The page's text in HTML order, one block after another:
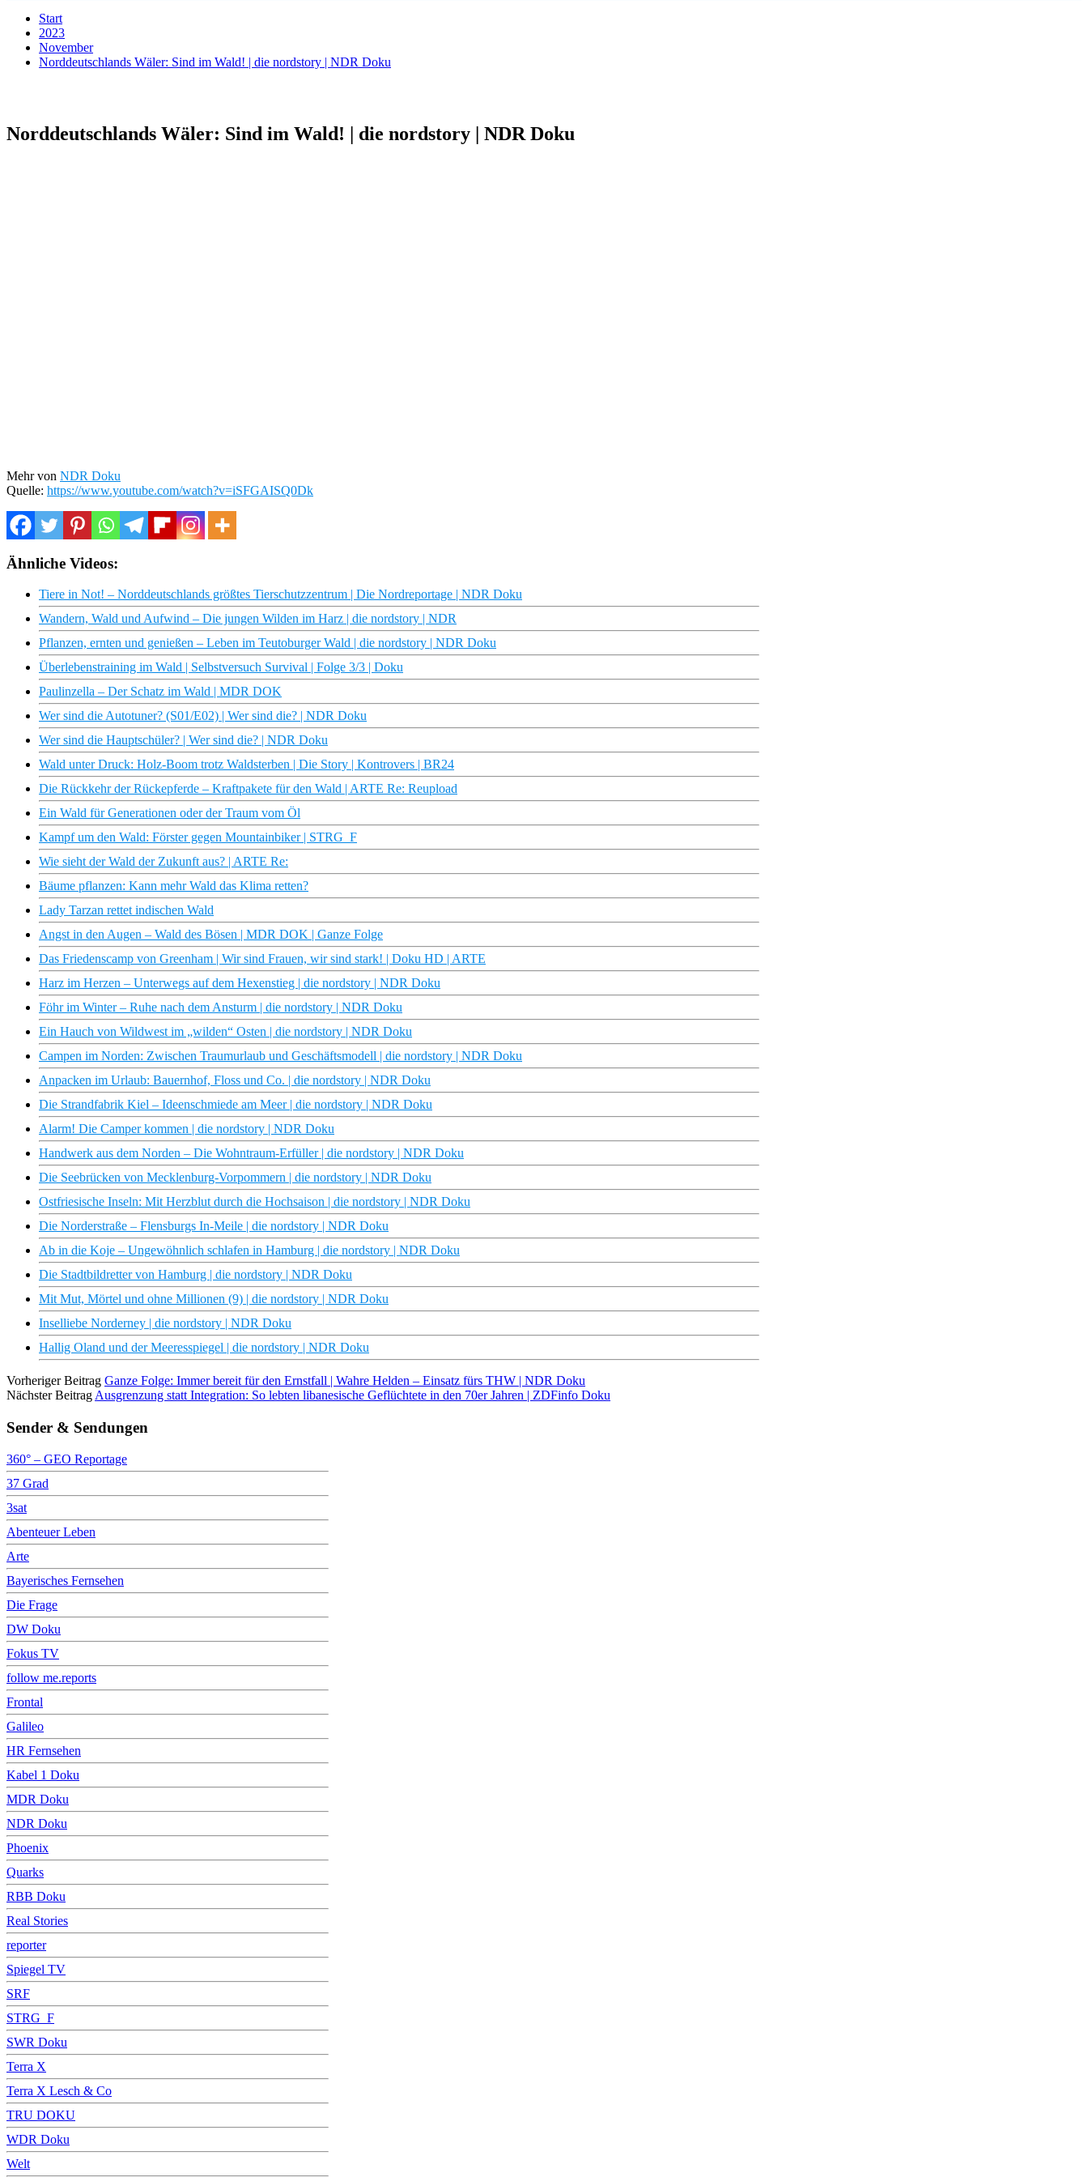
Start
2023
November
Norddeutschlands Wäler: Sind im Wald! | die nordstory | NDR Doku
Norddeutschlands Wäler: Sind im Wald! | die nordstory | NDR Doku
Mehr von NDR Doku
Quelle: https://www.youtube.com/watch?v=iSFGAISQ0Dk
Ähnliche Videos:
Tiere in Not! – Norddeutschlands größtes Tierschutzzentrum | Die Nordreportage | NDR Doku
Wandern, Wald und Aufwind – Die jungen Wilden im Harz | die nordstory | NDR
Pflanzen, ernten und genießen – Leben im Teutoburger Wald | die nordstory | NDR Doku
Überlebenstraining im Wald | Selbstversuch Survival | Folge 3/3 | Doku
Paulinzella – Der Schatz im Wald | MDR DOK
Wer sind die Autotuner? (S01/E02) | Wer sind die? | NDR Doku
Wer sind die Hauptschüler? | Wer sind die? | NDR Doku
Wald unter Druck: Holz-Boom trotz Waldsterben | Die Story | Kontrovers | BR24
Die Rückkehr der Rückepferde – Kraftpakete für den Wald | ARTE Re: Reupload
Ein Wald für Generationen oder der Traum vom Öl
Kampf um den Wald: Förster gegen Mountainbiker | STRG_F
Wie sieht der Wald der Zukunft aus? | ARTE Re:
Bäume pflanzen: Kann mehr Wald das Klima retten?
Lady Tarzan rettet indischen Wald
Angst in den Augen – Wald des Bösen | MDR DOK | Ganze Folge
Das Friedenscamp von Greenham | Wir sind Frauen, wir sind stark! | Doku HD | ARTE
Harz im Herzen – Unterwegs auf dem Hexenstieg | die nordstory | NDR Doku
Föhr im Winter – Ruhe nach dem Ansturm | die nordstory | NDR Doku
Ein Hauch von Wildwest im „wilden“ Osten | die nordstory | NDR Doku
Campen im Norden: Zwischen Traumurlaub und Geschäftsmodell | die nordstory | NDR Doku
Anpacken im Urlaub: Bauernhof, Floss und Co. | die nordstory | NDR Doku
Die Strandfabrik Kiel – Ideenschmiede am Meer | die nordstory | NDR Doku
Alarm! Die Camper kommen | die nordstory | NDR Doku
Handwerk aus dem Norden – Die Wohntraum-Erfüller | die nordstory | NDR Doku
Die Seebrücken von Mecklenburg-Vorpommern | die nordstory | NDR Doku
Ostfriesische Inseln: Mit Herzblut durch die Hochsaison | die nordstory | NDR Doku
Die Norderstraße – Flensburgs In-Meile | die nordstory | NDR Doku
Ab in die Koje – Ungewöhnlich schlafen in Hamburg | die nordstory | NDR Doku
Die Stadtbildretter von Hamburg | die nordstory | NDR Doku
Mit Mut, Mörtel und ohne Millionen (9) | die nordstory | NDR Doku
Inselliebe Norderney | die nordstory | NDR Doku
Hallig Oland und der Meeresspiegel | die nordstory | NDR Doku
Vorheriger Beitrag Ganze Folge: Immer bereit für den Ernstfall | Wahre Helden – Einsatz fürs THW | NDR Doku
Nächster Beitrag Ausgrenzung statt Integration: So lebten libanesische Geflüchtete in den 70er Jahren | ZDFinfo Doku
Sender & Sendungen
360° – GEO Reportage
37 Grad
3sat
Abenteuer Leben
Arte
Bayerisches Fernsehen
Die Frage
DW Doku
Fokus TV
follow me.reports
Frontal
Galileo
HR Fernsehen
Kabel 1 Doku
MDR Doku
NDR Doku
Phoenix
Quarks
RBB Doku
Real Stories
reporter
Spiegel TV
SRF
STRG_F
SWR Doku
Terra X
Terra X Lesch & Co
TRU DOKU
WDR Doku
Welt